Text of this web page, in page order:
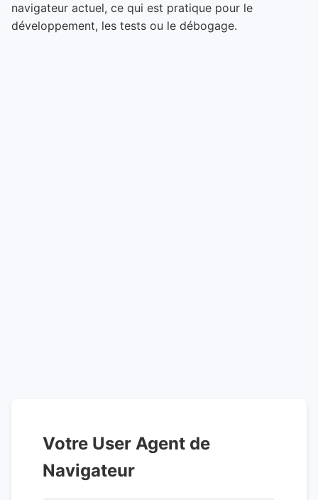
navigateur actuel, ce qui est pratique pour le
développement, les tests ou le débogage.
Votre User Agent de
Navigateur